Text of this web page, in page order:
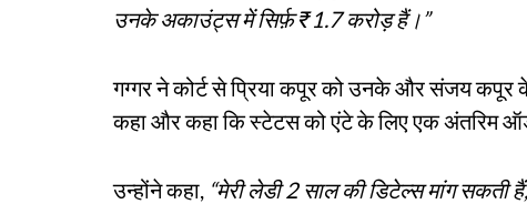
उनके अकाउंट्स में सिर्फ़ ₹1.7 करोड़ हैं।”
गग्गर ने कोर्ट से प्रिया कपूर को उनके और संजय कपूर
कहा और कहा कि स्टेटस को एंटे के लिए एक अंतरिम
उन्होंने कहा, “मेरी लेडी 2 साल की डिटेल्स मांग सकती